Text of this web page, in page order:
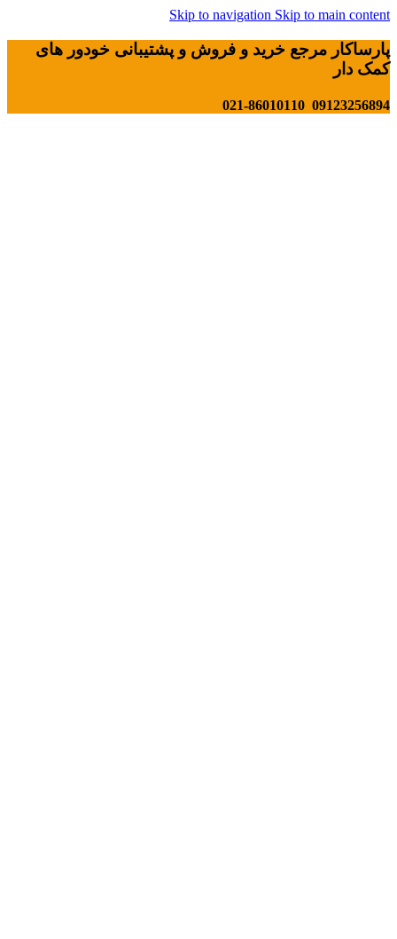
Skip to navigation Skip to main content
پارساکار مرجع خرید و فروش و پشتیبانی خودور های
کمک دار
09123256894 021-86010110